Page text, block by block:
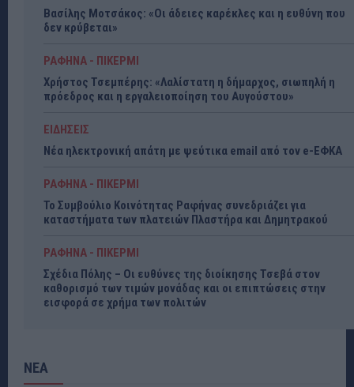
Βασίλης Μοτσάκος: «Οι άδειες καρέκλες και η ευθύνη που
δεν κρύβεται»
ΡΑΦΗΝΑ - ΠΙΚΕΡΜΙ
Χρήστος Τσεμπέρης: «Λαλίστατη η δήμαρχος, σιωπηλή η
πρόεδρος και η εργαλειοποίηση του Αυγούστου»
ΕΙΔΗΣΕΙΣ
Νέα ηλεκτρονική απάτη με ψεύτικα email από τον e-ΕΦΚΑ
ΡΑΦΗΝΑ - ΠΙΚΕΡΜΙ
Το Συμβούλιο Κοινότητας Ραφήνας συνεδριάζει για
καταστήματα των πλατειών Πλαστήρα και Δημητρακού
ΡΑΦΗΝΑ - ΠΙΚΕΡΜΙ
Σχέδια Πόλης – Οι ευθύνες της διοίκησης Τσεβά στον
καθορισμό των τιμών μονάδας και οι επιπτώσεις στην
εισφορά σε χρήμα των πολιτών
ΝΕΑ